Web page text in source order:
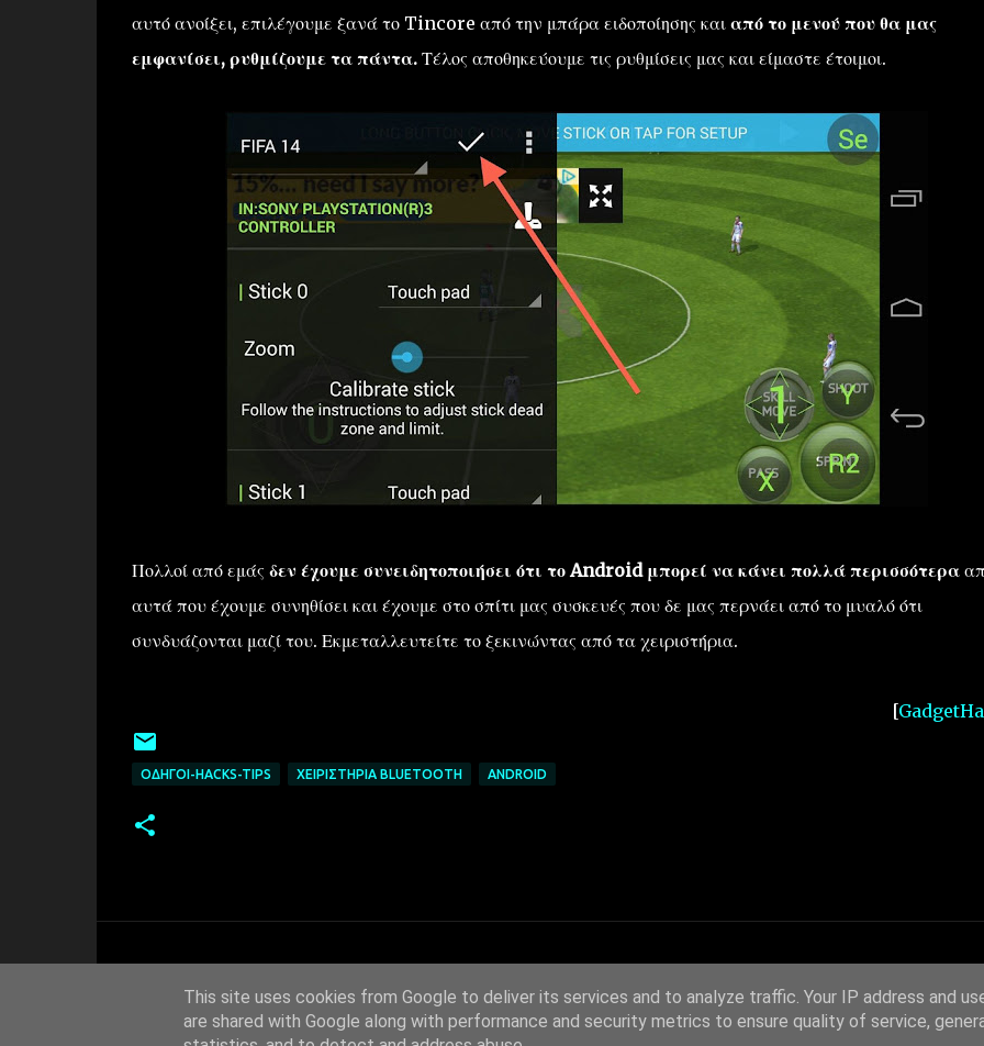
αυτό ανοίξει, επιλέγουμε ξανά το Tincore από την μπάρα ειδοποίησης και από το μενού που θα μας
εμφανίσει, ρυθμίζουμε τα πάντα.Τέλος αποθηκεύουμε τις ρυθμίσεις μας και είμαστε έτοιμοι.
Πολλοί από εμάς δεν έχουμε συνειδητοποιήσει ότι το Android μπορεί να κάνει πολλά περισσότερα
αυτά που έχουμε συνηθίσει και έχουμε στο σπίτι μας συσκευές που δε μας περνάει από το μυαλό ότι
συνδυάζονται μαζί του. Εκμεταλλευτείτε το ξεκινώντας από τα χειριστήρια.
[
ΟΔΗΓΟΊ-HACKS-TIPS ΧΕΙΡΙΣΤΉΡΙΑ ΒLUETOOTH ANDROID
This site uses cookies from Google to deliver its services and to analyze traffic. Your IP address and
are shared with Google along with performance and security metrics to ensure quality of service,